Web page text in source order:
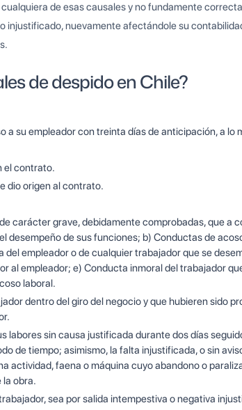
de esas causales y no fundamente
injustificado, nuevamente afectándole su
de despido en Chile?
a su empleador con treinta días de anticipación, a lo
el contrato.
dio origen al contrato.
carácter grave, debidamente comprobadas, que a
desempeño de sus funciones; b) Conductas de
empleador o de cualquier trabajador que se
al empleador; e) Conducta inmoral del trabajador
laboral.
dentro del giro del negocio y que hubieren sido
labores sin causa justificada durante dos días
de tiempo; asimismo, la falta injustificada, o sin
actividad, faena o máquina cuyo abandono o
la obra.
sea por salida intempestiva o negativa